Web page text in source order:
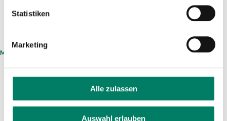
Statistiken
Marketing
Alle zulassen
Auswahl erlauben
MEHR ERFAHREN